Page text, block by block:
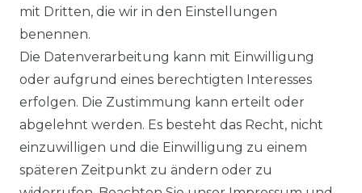
Impressum Daten­schutz­erklärung
AGB Widerrufs­recht
mit Dritten, die wir in den Einstellungen
benennen.
Die Datenverarbeitung kann mit Einwilligung
oder aufgrund eines berechtigten Interesses
erfolgen. Die Zustimmung kann erteilt oder
abgelehnt werden. Es besteht das Recht, nicht
einzuwilligen und die Einwilligung zu einem
späteren Zeitpunkt zu ändern oder zu